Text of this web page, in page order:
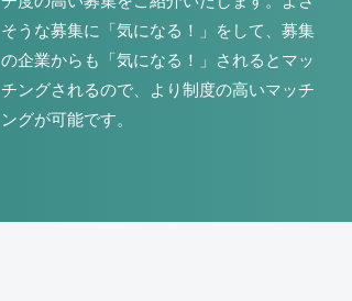
そうな募集に「気になる！」をして、募集
の企業からも「気になる！」されるとマッ
チングされるので、より制度の高いマッチ
ングが可能です。